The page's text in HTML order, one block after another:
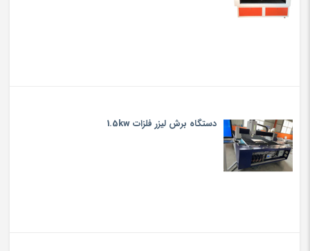
دستگاه برش لیزر فلزات 1.5kw